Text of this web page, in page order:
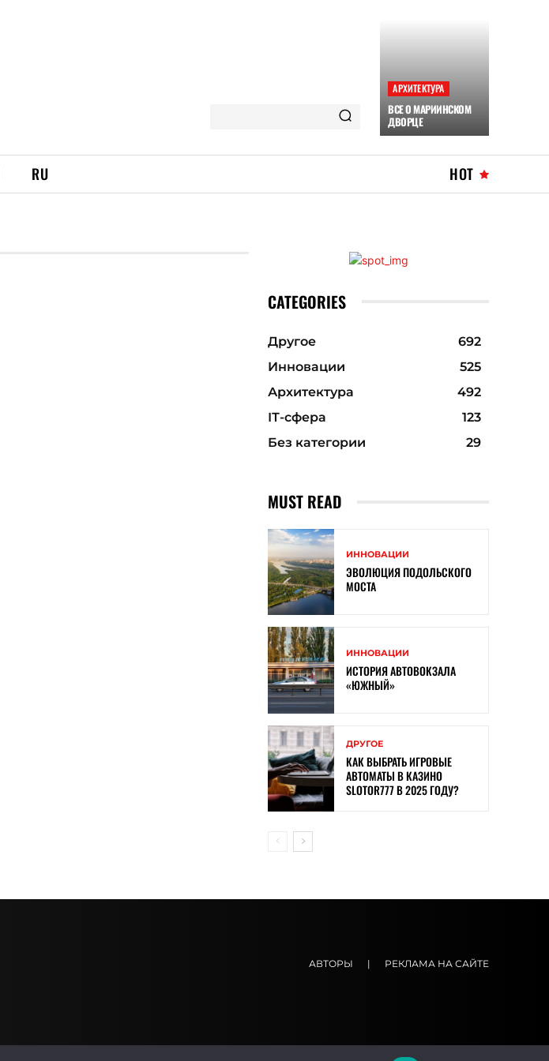
АРХИТЕКТУРА
ВСЕ О МАРИИНСКОМ
ДВОРЦЕ
RU HOT
CATEGORIES
Другое
692
Инновации
525
Архитектура
492
ІТ-сфера
123
Без категории
29
MUST READ
ИННОВАЦИИ
ЭВОЛЮЦИЯ ПОДОЛЬСКОГО
МОСТА
ИННОВАЦИИ
ИСТОРИЯ АВТОВОКЗАЛА
«ЮЖНЫЙ»
ДРУГОЕ
КАК ВЫБРАТЬ ИГРОВЫЕ
АВТОМАТЫ В КАЗИНО
SLOTOR777 В 2025 ГОДУ?
АВТОРЫ | РЕКЛАМА НА САЙТЕ